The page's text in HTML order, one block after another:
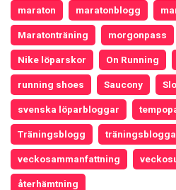
maraton maratonblogg
Maratonträning morgonpass
Nike löparskor On Running
running shoes Saucony
svenska löparbloggar
Träningsblogg
veckosammanfattning
återhämtning